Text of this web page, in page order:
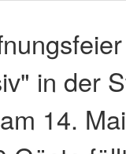
in der
14.